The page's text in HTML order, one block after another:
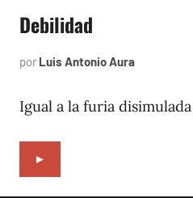
Debilidad
por Luis Antonio Aura
2002
Igual a la furia
►